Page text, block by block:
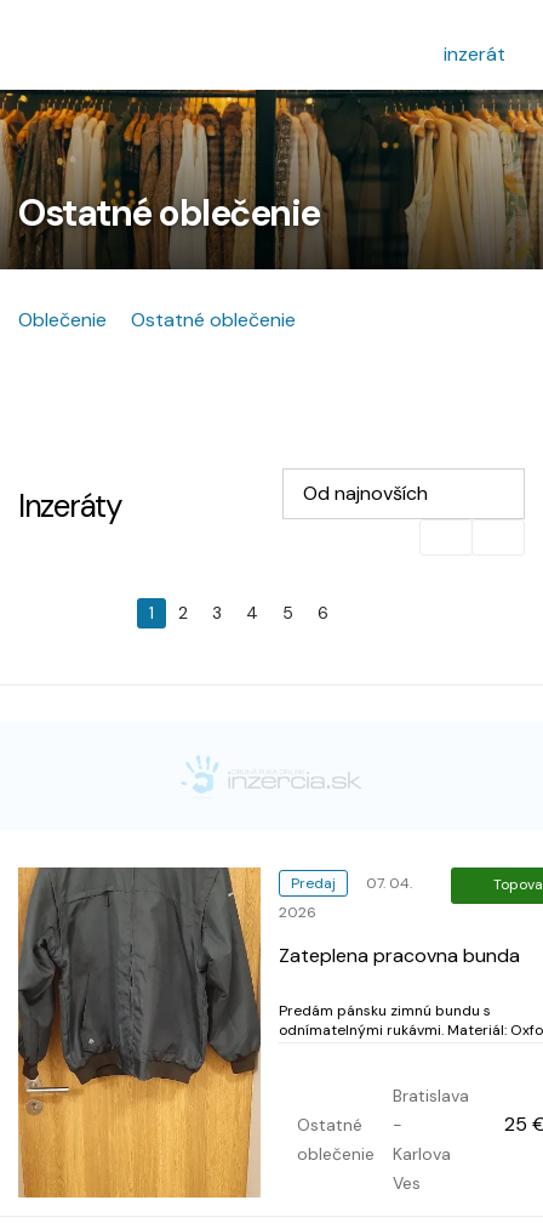
inzerát
Ostatné oblečenie
Oblečenie Ostatné oblečenie
Inzeráty Od najnovších
1 2 3 4 5 6
Predaj
07. 04.
2026
Zateplena pracovna bunda
Predám pánsku zimnú bundu s
odnímatelnými rukávmi. Materiál: Oxford
Ostatné
oblečenie
Bratislava
-
Karlova
Ves
25